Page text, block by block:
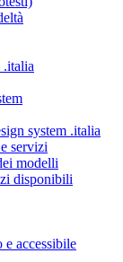
.italia
system .italia
servizi
modelli
disponibili
e accessibile